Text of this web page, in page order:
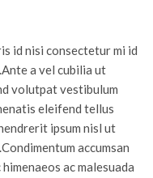
id nisi consectetur mi id
a vel cubilia ut
volutpat vestibulum
eleifend tellus
ipsum nisl ut
accumsan
ac malesuada